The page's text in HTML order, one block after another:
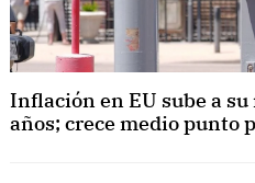
Inflación en EU sube a
años; crece medio punto